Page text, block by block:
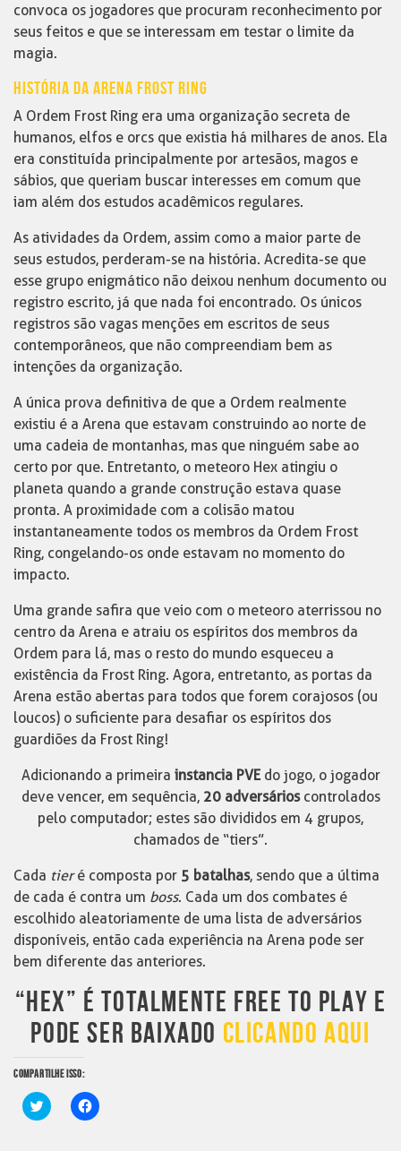
convoca os jogadores que procuram reconhecimento por
seus feitos e que se interessam em testar o limite da
magia.
HISTÓRIA DA ARENA FROST RING
A Ordem Frost Ring era uma organização secreta de
humanos, elfos e orcs que existia há milhares de anos. Ela
era constituída principalmente por artesãos, magos e
sábios, que queriam buscar interesses em comum que
iam além dos estudos acadêmicos regulares.
As atividades da Ordem, assim como a maior parte de
seus estudos, perderam-se na história. Acredita-se que
esse grupo enigmático não deixou nenhum documento ou
registro escrito, já que nada foi encontrado. Os únicos
registros são vagas menções em escritos de seus
contemporâneos, que não compreendiam bem as
intenções da organização.
A única prova definitiva de que a Ordem realmente
existiu é a Arena que estavam construindo ao norte de
uma cadeia de montanhas, mas que ninguém sabe ao
certo por que. Entretanto, o meteoro Hex atingiu o
planeta quando a grande construção estava quase
pronta. A proximidade com a colisão matou
instantaneamente todos os membros da Ordem Frost
Ring, congelando-os onde estavam no momento do
impacto.
Uma grande safira que veio com o meteoro aterrissou no
centro da Arena e atraiu os espíritos dos membros da
Ordem para lá, mas o resto do mundo esqueceu a
existência da Frost Ring. Agora, entretanto, as portas da
Arena estão abertas para todos que forem corajosos (ou
loucos) o suficiente para desafiar os espíritos dos
guardiões da Frost Ring!
Adicionando a primeira instancia PVEdo jogo, o jogador
deve vencer, em sequência,20 adversárioscontrolados
pelo computador; estes são divididos em 4 grupos,
chamados de “tiers”.
Cada tieré composta por 5 batalhas, sendo que a última
de cada é contra um boss. Cada um dos combates é
escolhido aleatoriamente de uma lista de adversários
disponíveis, então cada experiência na Arena pode ser
bem diferente das anteriores.
“HEX” É TOTALMENTE FREE TO PLAY E
PODE SER BAIXADO CLICANDO AQUI
COMPARTILHE ISSO:
Clique
para
Clique
para